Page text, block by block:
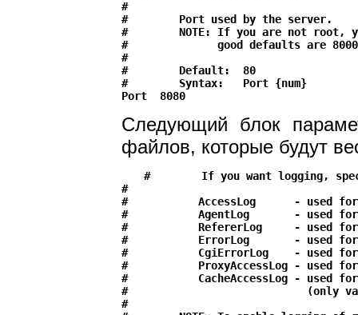
#
#        Port used by the server.
#        NOTE: If you are not root,
#              good defaults are
#
#        Default:  80
#        Syntax:   Port {num}
Следующий блок
файлов, которые будут
#        If you want logging,
#
#           AccessLog      - used for
#           AgentLog       - used for
#           RefererLog     - used for
#           ErrorLog       - used for
#           CgiErrorLog    - used for
#           ProxyAccessLog - used for
#           CacheAccessLog - used
#                            (only valid
#